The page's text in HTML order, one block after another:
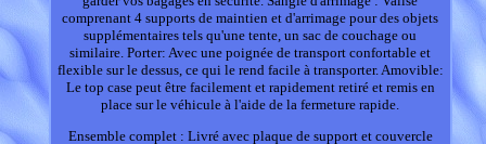
comprenant 4 supports de maintien et d'arrimage pour des objets
supplémentaires tels qu'une tente, un sac de couchage ou
similaire. Porter: Avec une poignée de transport confortable et
flexible sur le dessus, ce qui le rend facile à transporter. Amovible:
Le top case peut être facilement et rapidement retiré et remis en
place sur le véhicule à l'aide de la fermeture rapide.
Ensemble complet : Livré avec plaque de support et couvercle